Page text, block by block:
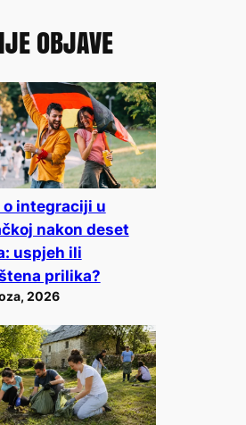
OBJAVE
o integraciji u
nakon deset
uspjeh ili
prilika?
2026